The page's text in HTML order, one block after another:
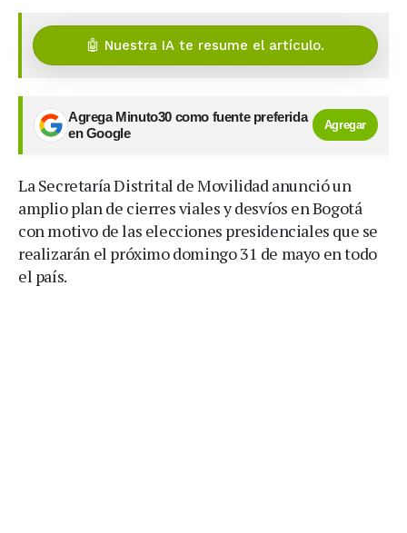
🤖 Nuestra IA te resume el artículo.
Agrega Minuto30 como fuente preferida
en Google
Agregar
La Secretaría Distrital de Movilidad anunció un
amplio plan de cierres viales y desvíos en Bogotá
con motivo de las elecciones presidenciales que se
realizarán el próximo domingo 31 de mayo en todo
el país.